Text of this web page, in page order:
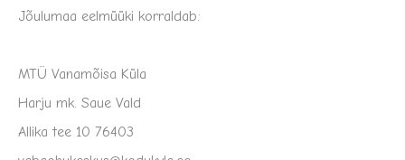
Jõulumaa eelmüüki korraldab:
MTÜ Vanamõisa Küla
Harju mk. Saue Vald
Allika tee 10 76403